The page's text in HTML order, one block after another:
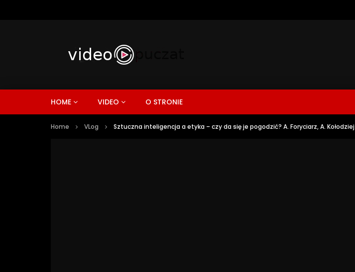
HOME VIDEO O STRONIE
Home VLog Sztuczna inteligencja a etyka – czy da się je pogodzić? A. Foryciarz, A. Kołodziej